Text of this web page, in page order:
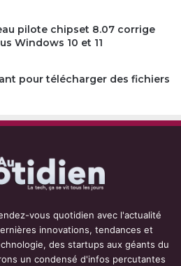
pilote chipset 8.07 corrige
Windows 10 et 11
pour télécharger des fichiers
vous quotidien avec l'actualité
innovations, tendances et
des startups aux géants du
un condensé d'infos percutantes